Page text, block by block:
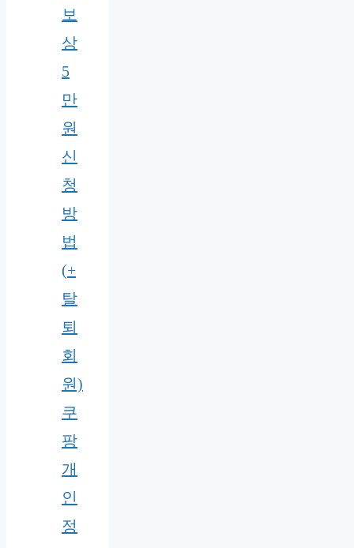
보
상
5
만
원
신
청
방
법
(+
탈
퇴
회
원)
쿠
팡
개
인
정